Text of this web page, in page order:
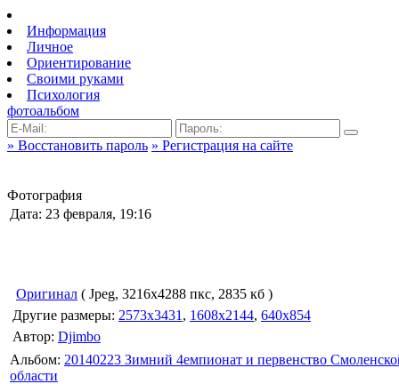
Информация
Личное
Ориентирование
Своими руками
Психология
фотоальбом
» Восстановить пароль » Регистрация на сайте
Фотография
Дата: 23 февраля, 19:16
Оригинал ( Jpeg, 3216x4288 пкс, 2835 кб )
Другие размеры: 2573x3431 , 1608x2144, 640x854
Автор: Djimbo
Альбом: 20140223 Зимний 4емпионат и первенство
области